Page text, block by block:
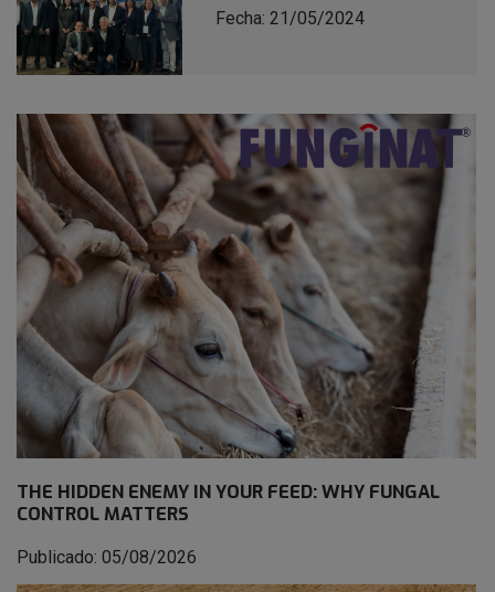
THE HIDDEN ENEMY IN YOUR FEED: WHY FUNGAL
CONTROL MATTERS
Publicado: 05/08/2026
Fecha: 21/05/2024